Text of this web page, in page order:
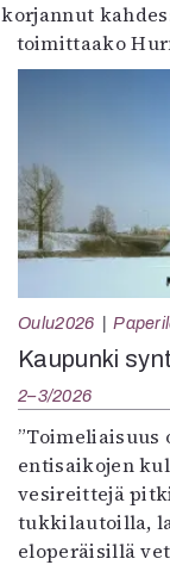
korjannut
toimittaako
Oulu2026
Kaupunki
2–3/2026
”Toimeliaisuus
entisaikojen
vesireittejä
tukkilautoilla,
eloperäisillä